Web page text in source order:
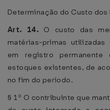
Determinação do Custo dos
Art. 14. O custo das
matérias-primas
em registro
estoques existentes, de
no fim do período.
§ 1º O contribuinte que